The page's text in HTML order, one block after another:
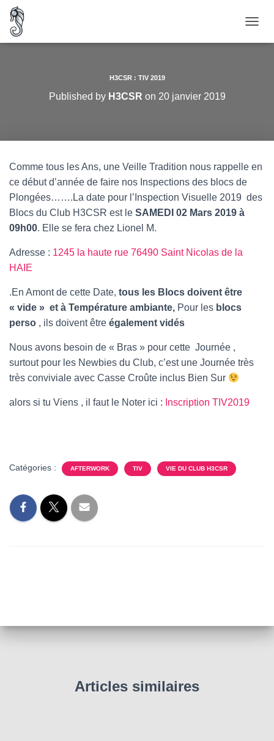
U
R
A
H3CSR : TIV 2019
Published by H3CSR on 20 janvier 2019
Comme tous les Ans, une Veille Tradition nous rappelle en
ce début d’année de faire nos Inspections des blocs de
Plongées…….La date pour l’Inspection Visuelle 2019 des
Blocs du Club H3CSR est le SAMEDI 02 Mars 2019 à
09h00. Elle se fera chez Lionel M.
Adresse : 1245 la haute rue 76490 Saint Nicolas de la
HAIE
.En Amont de cette Date, tous les Blocs doivent être
« vide » et à Température ambiante, Pour les blocs
perso , ils doivent être également vidés
Nous avons besoin de « Bras » pour cette Journée ,
surtout pour les Newbies du Club, c’est une Journée très
très conviviale avec Casse Croûte inclus Bien Sur
alors si tu Viens , il faut le Noter ici : Inscription TIV2019
Catégories : AFTERWORK TIV VIE DU CLUB H3CSR
Articles similaires